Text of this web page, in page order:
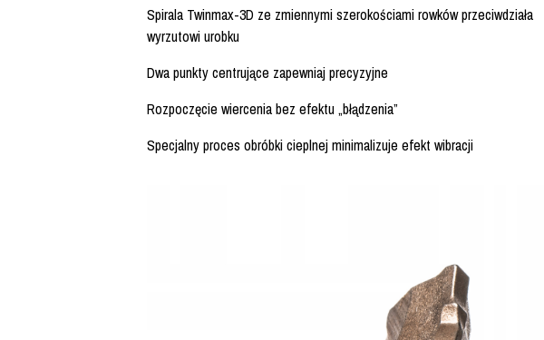
Spirala Twinmax-3D ze zmiennymi szerokościami rowków przeciwdziała
wyrzutowi urobku
Dwa punkty centrujące zapewniaj precyzyjne
Rozpoczęcie wiercenia bez efektu „błądzenia”
Specjalny proces obróbki cieplnej minimalizuje efekt wibracji